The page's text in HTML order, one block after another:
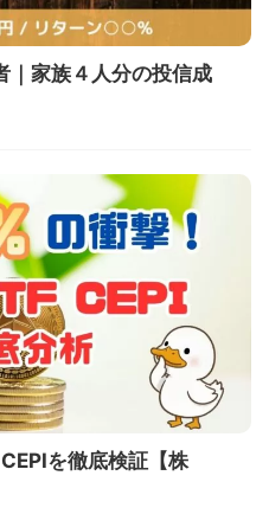
｜家族４人分の投信成
を徹底検証【株